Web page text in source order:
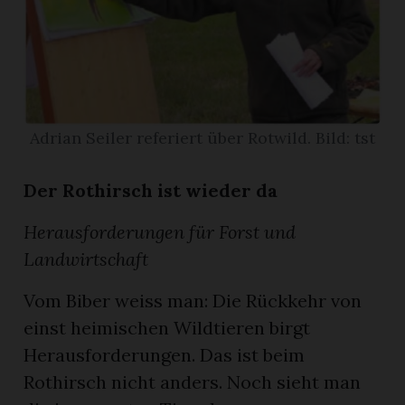
Der Rothirsch ist wieder da
Herausforderungen für Forst und
Landwirtschaft
Vom Biber weiss man: Die Rückkehr von
einst heimischen Wildtieren birgt
Herausforderungen. Das ist beim
Rothirsch nicht anders. Noch sieht man